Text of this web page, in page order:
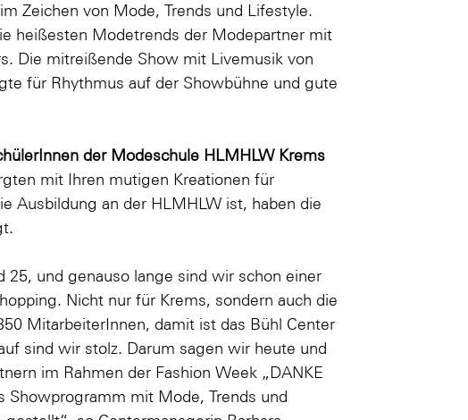
Zeichen von Mode, Trends und Lifestyle.
heißesten Modetrends der Modepartner mit
Die mitreißende Show mit Livemusik von
für Rhythmus auf der Showbühne und gute
der Modeschule HLMHLW Krems
mit Ihren mutigen Kreationen für
Ausbildung an der HLMHLW ist, haben die
25, und genauso lange sind wir schon einer
Nicht nur für Krems, sondern auch die
MitarbeiterInnen, damit ist das Bühl Center
sind wir stolz. Darum sagen wir heute und
im Rahmen der Fashion Week „DANKE
Showprogramm mit Mode, Trends und